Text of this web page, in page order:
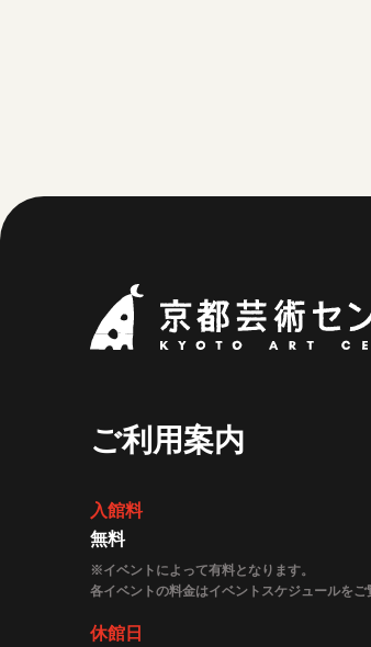
ご利用案内
入館料
無料
※イベントによって有料となります。
各イベントの料金はイベントスケジュールをご
休館日